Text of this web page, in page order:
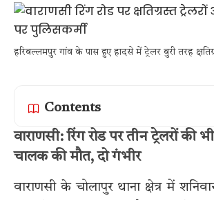
हरिबल्लमपुर गांव के पास हुए हादसे में ट्रेलर बुरी तरह
Contents
वाराणसी: रिंग रोड पर तीन ट्रेलरों
चालक की मौत, दो गंभीर
वाराणसी के चोलापुर थाना क्षेत्र में